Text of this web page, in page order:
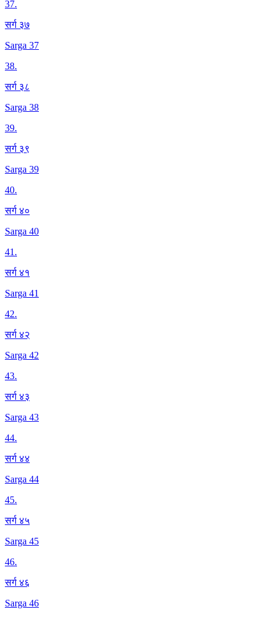
37.
सर्ग ३७
Sarga 37
38.
सर्ग ३८
Sarga 38
39.
सर्ग ३९
Sarga 39
40.
सर्ग ४०
Sarga 40
41.
सर्ग ४१
Sarga 41
42.
सर्ग ४२
Sarga 42
43.
सर्ग ४३
Sarga 43
44.
सर्ग ४४
Sarga 44
45.
सर्ग ४५
Sarga 45
46.
सर्ग ४६
Sarga 46